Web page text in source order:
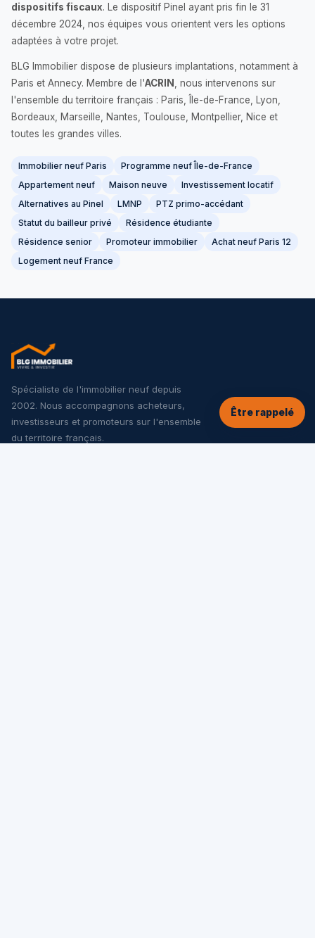
dispositifs fiscaux. Le dispositif Pinel ayant pris fin le 31
décembre 2024, nos équipes vous orientent vers les options
adaptées à votre projet.
BLG Immobilier dispose de plusieurs implantations, notamment à
Paris et Annecy. Membre de l'ACRIN
, nous intervenons sur
l'ensemble du territoire français : Paris, Île-de-France, Lyon,
Bordeaux, Marseille, Nantes, Toulouse, Montpellier, Nice et
toutes les grandes villes.
Immobilier neuf Paris
Programme neuf Île-de-France
Appartement neuf
Maison neuve
Investissement locatif
Alternatives au Pinel
LMNP
PTZ primo-accédant
Statut du bailleur privé
Résidence étudiante
Résidence senior
Promoteur immobilier
Achat neuf Paris 12
Logement neuf France
Spécialiste de l'immobilier neuf depuis
2002. Nous accompagnons acheteurs,
investisseurs et promoteurs sur l'ensemble
du territoire français.
Être rappelé